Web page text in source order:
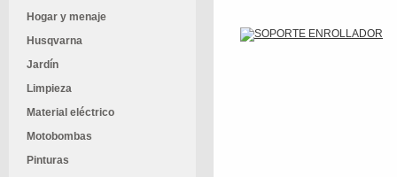
Hogar y menaje
Husqvarna
Jardín
Limpieza
Material eléctrico
Motobombas
Pinturas